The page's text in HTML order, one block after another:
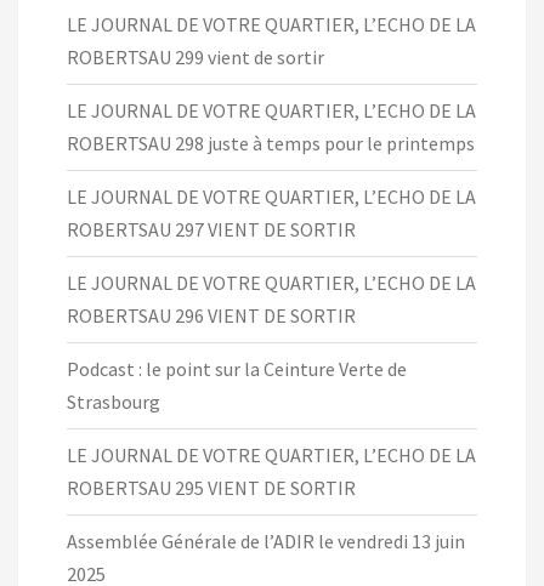
LE JOURNAL DE VOTRE QUARTIER, L’ECHO DE LA
ROBERTSAU 299 vient de sortir
LE JOURNAL DE VOTRE QUARTIER, L’ECHO DE LA
ROBERTSAU 298 juste à temps pour le printemps
LE JOURNAL DE VOTRE QUARTIER, L’ECHO DE LA
ROBERTSAU 297 VIENT DE SORTIR
LE JOURNAL DE VOTRE QUARTIER, L’ECHO DE LA
ROBERTSAU 296 VIENT DE SORTIR
Podcast : le point sur la Ceinture Verte de
Strasbourg
LE JOURNAL DE VOTRE QUARTIER, L’ECHO DE LA
ROBERTSAU 295 VIENT DE SORTIR
Assemblée Générale de l’ADIR le vendredi 13 juin
2025